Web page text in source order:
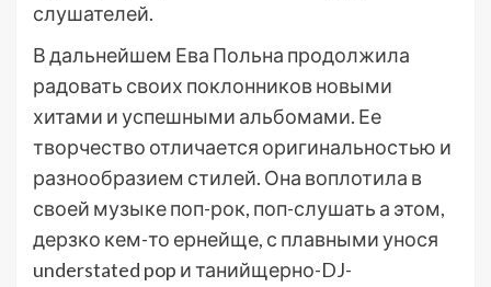
слушателей.
В дальнейшем Ева Польна продолжила
радовать своих поклонников новыми
хитами и успешными альбомами. Ее
творчество отличается оригинальностью и
разнообразием стилей. Она воплотила в
своей музыке поп-рок, поп-слушать а этом,
дерзко кем-то ернейще, с плавными унося
understated pop и танийщерно-DJ-